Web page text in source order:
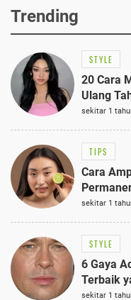
Trending
STYLE
20 Cara
Ulang
Anggun
sekitar 1
TIPS
Cara
sekitar 1
STYLE
6 Gaya
Terbaik
sekitar 1